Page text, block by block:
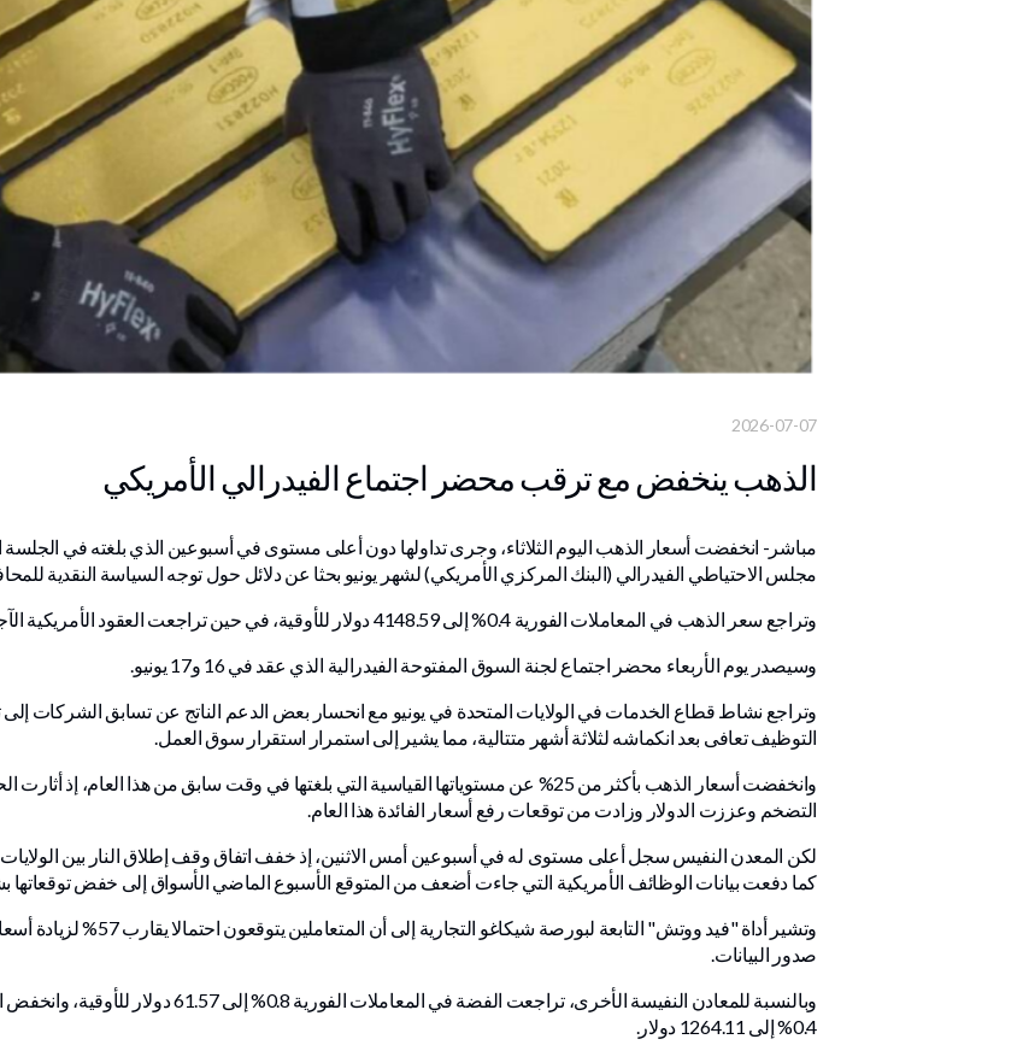
2026-07-07
الذهب ينخفض مع ترقب محضر اجتماع الفيدرالي الأمريكي
مباشر- انخفضت أسعار الذهب اليوم الثلاثاء، وجرى تداولها دون أعلى مستوى في أسبوعين الذي بلغته في
مجلس الاحتياطي الفيدرالي (البنك المركزي الأمريكي) لشهر يونيو بحثا عن دلائل حول توجه السياسة النقدية
وتراجع سعر الذهب في المعاملات الفورية 0.4% إلى 4148.59 دولار للأوقية، في حين تراجعت العقود الأمريكية الآجلة للذهب تسليم أغسطس 0.2% إلى 4160.20 دولار.
وسيصدر يوم الأربعاء محضر اجتماع لجنة السوق المفتوحة الفيدرالية الذي عقد في 16 و17 يونيو.
وتراجع نشاط قطاع الخدمات في الولايات المتحدة في يونيو مع انحسار بعض الدعم الناتج عن تسابق
التوظيف تعافى بعد انكماشه لثلاثة أشهر متتالية، مما يشير إلى استمرار استقرار سوق العمل.
وانخفضت أسعار الذهب بأكثر من 25% عن مستوياتها القياسية التي بلغتها في وقت سابق من هذا
التضخم وعززت الدولار وزادت من توقعات رفع أسعار الفائدة هذا العام.
لكن المعدن النفيس سجل أعلى مستوى له في أسبوعين أمس الاثنين، إذ خفف اتفاق وقف إطلاق النار بين
كما دفعت بيانات الوظائف الأمريكية التي جاءت أضعف من المتوقع الأسبوع الماضي الأسواق إلى خفض توقعاتها
صدور البيانات.
0.4% إلى 1264.11 دولار.